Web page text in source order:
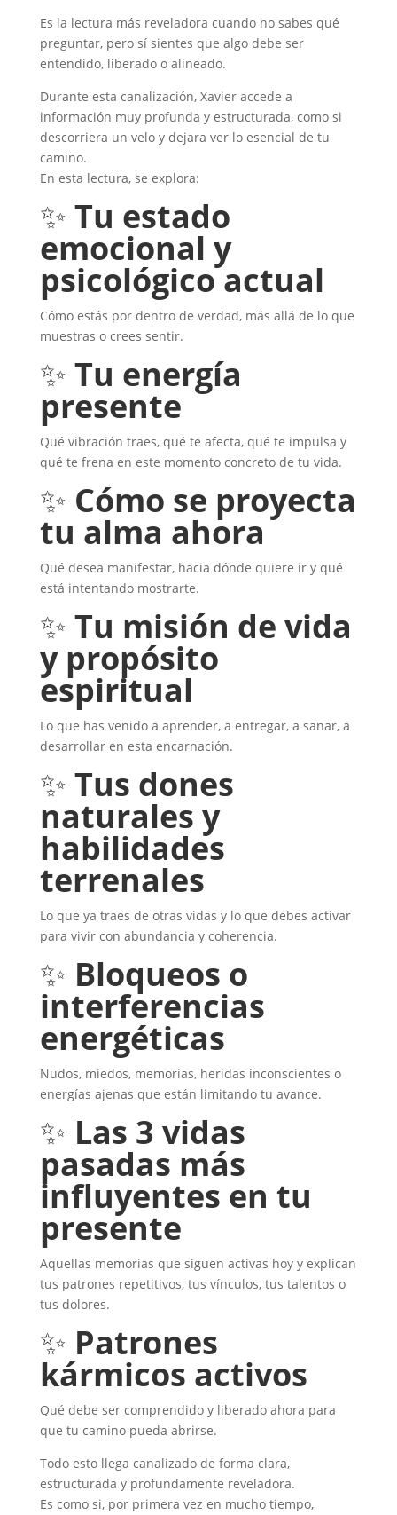
Es la lectura más reveladora cuando no sabes qué
preguntar, pero sí sientes que algo debe ser
entendido, liberado o alineado.
Durante esta canalización, Xavier accede a
información muy profunda y estructurada, como si
descorriera un velo y dejara ver lo esencial de tu
camino.
En esta lectura, se explora:
✨ Tu estado
emocional y
psicológico actual
Cómo estás por dentro de verdad, más allá de lo que
muestras o crees sentir.
✨ Tu energía
presente
Qué vibración traes, qué te afecta, qué te impulsa y
qué te frena en este momento concreto de tu vida.
✨ Cómo se proyecta
tu alma ahora
Qué desea manifestar, hacia dónde quiere ir y qué
está intentando mostrarte.
✨ Tu misión de vida
y propósito
espiritual
Lo que has venido a aprender, a entregar, a sanar, a
desarrollar en esta encarnación.
✨ Tus dones
naturales y
habilidades
terrenales
Lo que ya traes de otras vidas y lo que debes activar
para vivir con abundancia y coherencia.
✨ Bloqueos o
interferencias
energéticas
Nudos, miedos, memorias, heridas inconscientes o
energías ajenas que están limitando tu avance.
✨ Las 3 vidas
pasadas más
influyentes en tu
presente
Aquellas memorias que siguen activas hoy y explican
tus patrones repetitivos, tus vínculos, tus talentos o
tus dolores.
✨ Patrones
kármicos activos
Qué debe ser comprendido y liberado ahora para
que tu camino pueda abrirse.
Todo esto llega canalizado de forma clara,
estructurada y profundamente reveladora.
Es como si, por primera vez en mucho tiempo,